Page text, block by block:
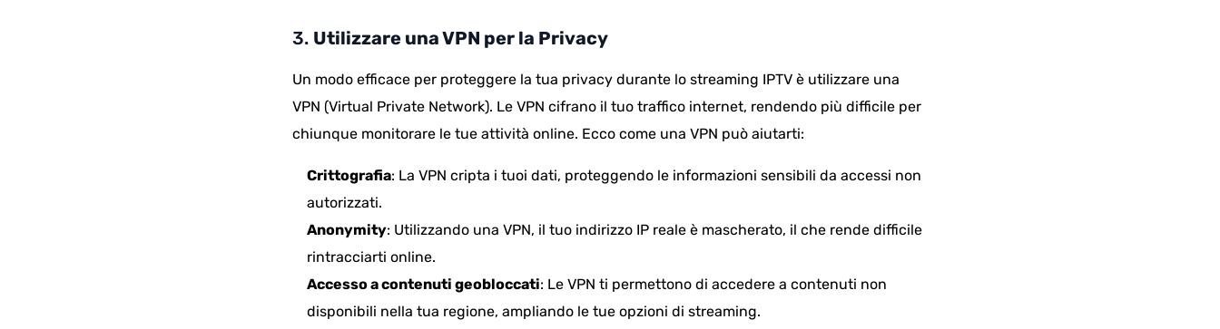
3. Utilizzare una VPN per la Privacy
Un modo efficace per proteggere la tua privacy durante lo streaming IPTV è utilizzare una
VPN (Virtual Private Network). Le VPN cifrano il tuo traffico internet, rendendo più difficile per
chiunque monitorare le tue attività online. Ecco come una VPN può aiutarti:
Crittografia: La VPN cripta i tuoi dati, proteggendo le informazioni sensibili da accessi non
autorizzati.
Anonymity: Utilizzando una VPN, il tuo indirizzo IP reale è mascherato, il che rende difficile
rintracciarti online.
Accesso a contenuti geobloccati: Le VPN ti permettono di accedere a contenuti non
disponibili nella tua regione, ampliando le tue opzioni di streaming.